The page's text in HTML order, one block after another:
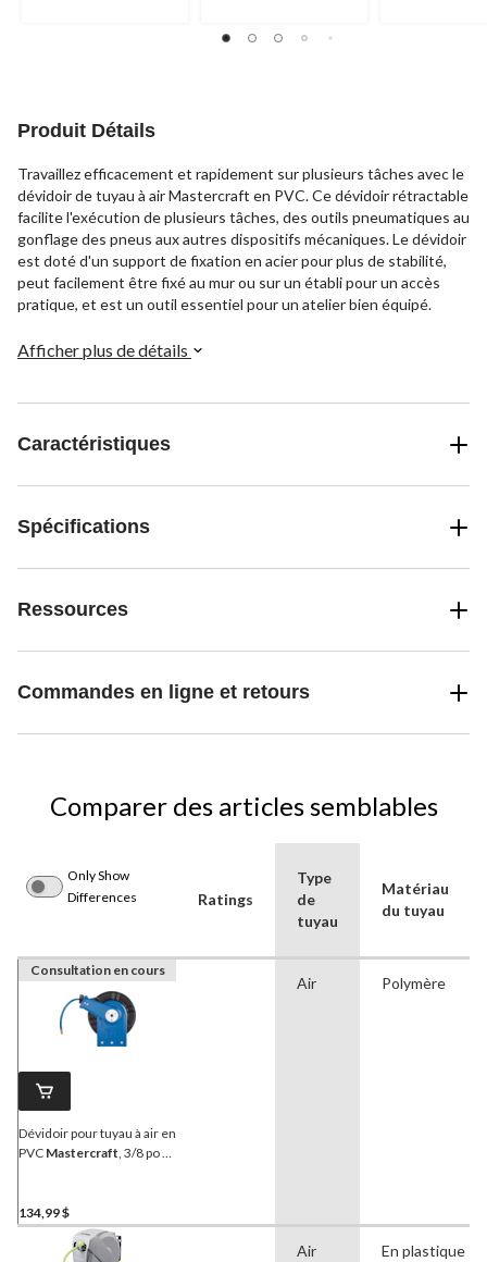
Produit Détails
Travaillez efficacement et rapidement sur plusieurs tâches avec le
dévidoir de tuyau à air Mastercraft en PVC. Ce dévidoir rétractable
facilite l'exécution de plusieurs tâches, des outils pneumatiques au
gonflage des pneus aux autres dispositifs mécaniques. Le dévidoir
est doté d'un support de fixation en acier pour plus de stabilité,
peut facilement être fixé au mur ou sur un établi pour un accès
pratique, et est un outil essentiel pour un atelier bien équipé.
Afficher plus de détails
Caractéristiques
Spécifications
Ressources
Commandes en ligne et retours
Comparer des articles semblables
Only Show
Differences
Ratings
Type
de
tuyau
Matériau
du tuyau
Consultation en cours
Dévidoir pour tuyau à air en
PVC Mastercraft, 3/8 po x
134,99 $
Air Polymère
Air En plastique